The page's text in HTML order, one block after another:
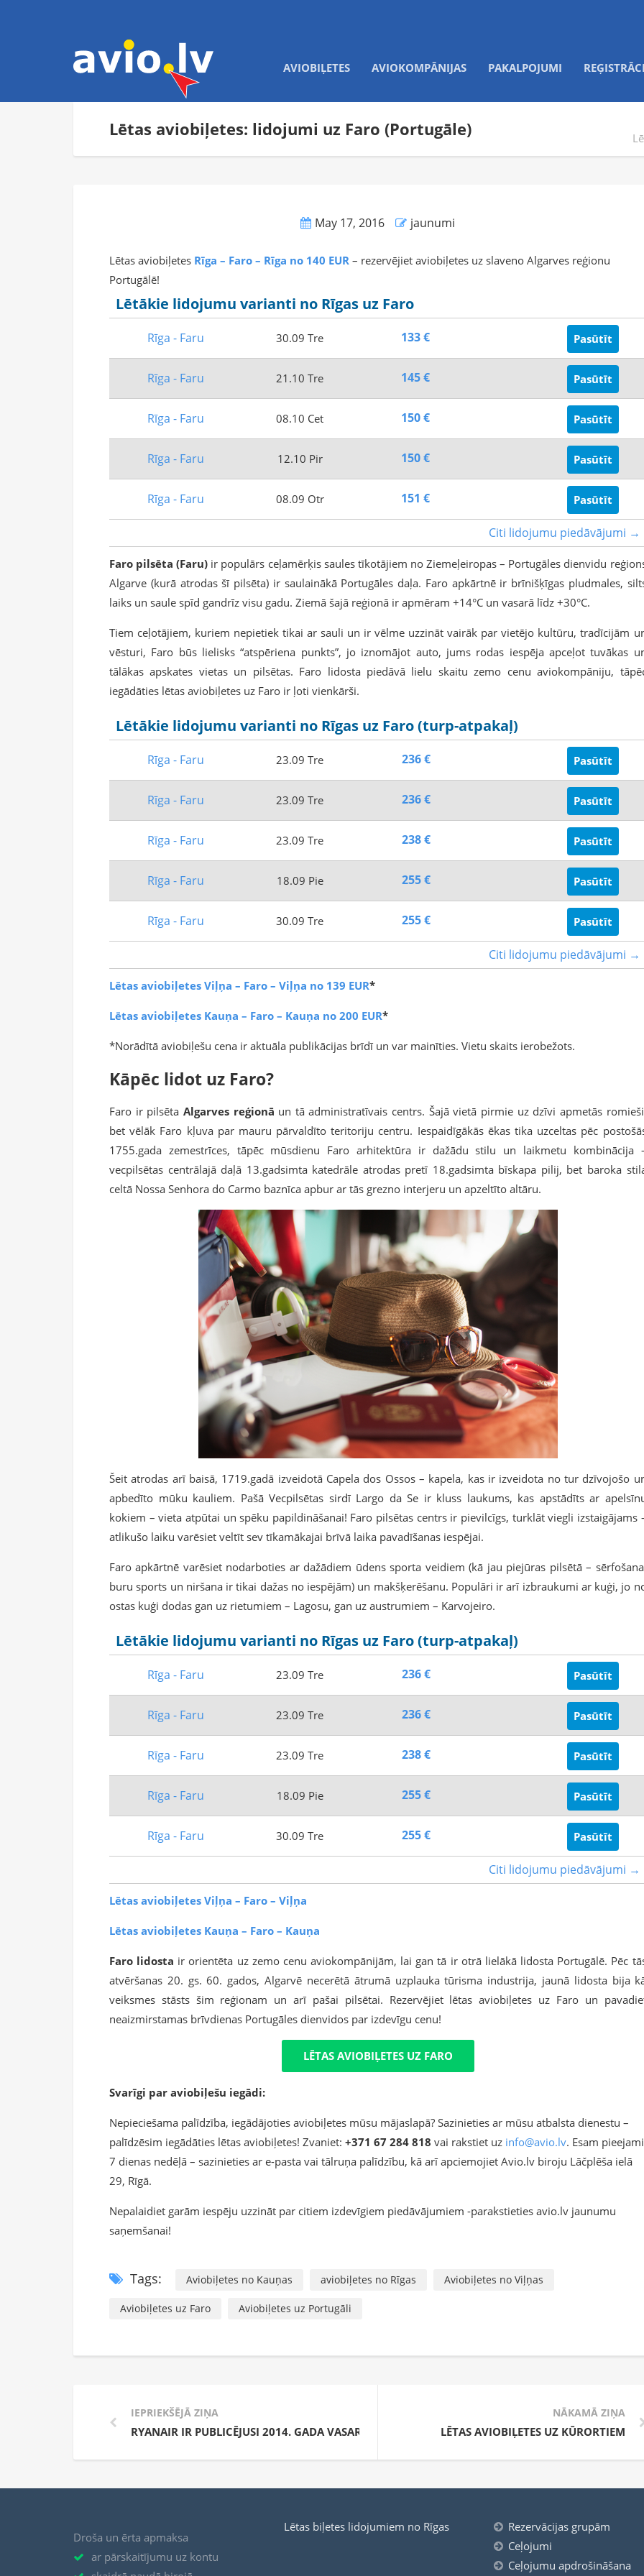
AVIOBIĻETES AVIOKOMPĀNIJAS PAKALPOJUMI
Lētas aviobiļetes: lidojumi uz Faro (Portugāle)
May 17, 2016 jaunumi
Lētas aviobiļetes Rīga – Faro – Rīga no 140 EUR – rezervējiet aviobiļetes uz slaveno Algarves reģionu
Portugālē!
Lētākie lidojumu varianti no Rīgas uz Faro
Citi lidojumu piedāvājumi →
Rīga - Faru 30.09 Tre 133 € Pasūtīt
Rīga - Faru 21.10 Tre 145 € Pasūtīt
Rīga - Faru 08.10 Cet 150 € Pasūtīt
Rīga - Faru 12.10 Pir 150 € Pasūtīt
Rīga - Faru 08.09 Otr 151 € Pasūtīt
Faro pilsēta (Faru) ir populārs ceļamērķis saules tīkotājiem no Ziemeļeiropas – Portugāles dienvidu
Algarve (kurā atrodas šī pilsēta) ir saulainākā Portugāles daļa. Faro apkārtnē ir brīnišķīgas pludmales,
laiks un saule spīd gandrīz visu gadu. Ziemā šajā reģionā ir apmēram +14°C un vasarā līdz +30°C.
Tiem ceļotājiem, kuriem nepietiek tikai ar sauli un ir vēlme uzzināt vairāk par vietējo kultūru, tradīcijām
vēsturi, Faro būs lielisks “atspēriena punkts”, jo iznomājot auto, jums rodas iespēja apceļot tuvākas
tālākas apskates vietas un pilsētas. Faro lidosta piedāvā lielu skaitu zemo cenu aviokompāniju,
iegādāties lētas aviobiļetes uz Faro ir ļoti vienkārši.
Lētākie lidojumu varianti no Rīgas uz Faro (turp-atpakaļ)
Citi lidojumu piedāvājumi →
Rīga - Faru 23.09 Tre 236 € Pasūtīt
Rīga - Faru 23.09 Tre 236 € Pasūtīt
Rīga - Faru 23.09 Tre 238 € Pasūtīt
Rīga - Faru 18.09 Pie 255 € Pasūtīt
Rīga - Faru 30.09 Tre 255 € Pasūtīt
Lētas aviobiļetes Viļņa – Faro – Viļņa no 139 EUR*
Lētas aviobiļetes Kauņa – Faro – Kauņa no 200 EUR*
*Norādītā aviobiļešu cena ir aktuāla publikācijas brīdī un var mainīties. Vietu skaits ierobežots.
Kāpēc lidot uz Faro?
Faro ir pilsēta Algarves reģionā un tā administratīvais centrs. Šajā vietā pirmie uz dzīvi apmetās
bet vēlāk Faro kļuva par mauru pārvaldīto teritoriju centru. Iespaidīgākās ēkas tika uzceltas pēc
1755.gada zemestrīces, tāpēc mūsdienu Faro arhitektūra ir dažādu stilu un laikmetu kombinācija
vecpilsētas centrālajā daļā 13.gadsimta katedrāle atrodas pretī 18.gadsimta bīskapa pilij, bet baroka
celtā Nossa Senhora do Carmo baznīca apbur ar tās grezno interjeru un apzeltīto altāru.
Šeit atrodas arī baisā, 1719.gadā izveidotā Capela dos Ossos – kapela, kas ir izveidota no tur dzīvojošo
apbedīto mūku kauliem. Pašā Vecpilsētas sirdī Largo da Se ir kluss laukums, kas apstādīts ar
kokiem – vieta atpūtai un spēku papildināšanai! Faro pilsētas centrs ir pievilcīgs, turklāt viegli izstaigājams
atlikušo laiku varēsiet veltīt sev tīkamākajai brīvā laika pavadīšanas iespējai.
Faro apkārtnē varēsiet nodarboties ar dažādiem ūdens sporta veidiem (kā jau piejūras pilsētā –
buru sports un niršana ir tikai dažas no iespējām) un makšķerēšanu. Populāri ir arī izbraukumi ar kuģi, jo
ostas kuģi dodas gan uz rietumiem – Lagosu, gan uz austrumiem – Karvojeiro.
Lētākie lidojumu varianti no Rīgas uz Faro (turp-atpakaļ)
Citi lidojumu piedāvājumi →
Rīga - Faru 23.09 Tre 236 € Pasūtīt
Rīga - Faru 23.09 Tre 236 € Pasūtīt
Rīga - Faru 23.09 Tre 238 € Pasūtīt
Rīga - Faru 18.09 Pie 255 € Pasūtīt
Rīga - Faru 30.09 Tre 255 € Pasūtīt
Lētas aviobiļetes Viļņa – Faro – Viļņa
Lētas aviobiļetes Kauņa – Faro – Kauņa
Faro lidosta ir orientēta uz zemo cenu aviokompānijām, lai gan tā ir otrā lielākā lidosta Portugālē. Pēc
atvēršanas 20. gs. 60. gados, Algarvē necerētā ātrumā uzplauka tūrisma industrija, jaunā lidosta bija
veiksmes stāsts šim reģionam un arī pašai pilsētai. Rezervējiet lētas aviobiļetes uz Faro un
neaizmirstamas brīvdienas Portugāles dienvidos par izdevīgu cenu!
LĒTAS AVIOBIĻETES UZ FARO
Svarīgi par aviobiļešu iegādi:
Nepieciešama palīdzība, iegādājoties aviobiļetes mūsu mājaslapā? Sazinieties ar mūsu atbalsta dienestu –
palīdzēsim iegādāties lētas aviobiļetes! Zvaniet: +371 67 284 818 vai rakstiet uz info@avio.lv. Esam pieejami
7 dienas nedēļā – sazinieties ar e-pasta vai tālruņa palīdzību, kā arī apciemojiet Avio.lv biroju Lāčplēša ielā
29, Rīgā.
Nepalaidiet garām iespēju uzzināt par citiem izdevīgiem piedāvājumiem -parakstieties avio.lv jaunumu
saņemšanai!
Tags: Aviobiļetes no Kauņas aviobiļetes no Rīgas Aviobiļetes no Viļņas
Aviobiļetes uz Faro Aviobiļetes uz Portugāli
IEPRIEKŠĒJĀ ZIŅA
RYANAIR IR PUBLICĒJUSI 2014. GADA VASARAS SEZONAS LIDOJUMU SARAKSTU
NĀKAMĀ ZIŅA
LĒTAS AVIOBIĻETES UZ KŪRORTIEM
Droša un ērta apmaksa
ar pārskaitījumu uz kontu
Lētas biļetes lidojumiem no Rīgas
Rezervācijas grupām
Ceļojumi
Ceļojumu apdrošināšana